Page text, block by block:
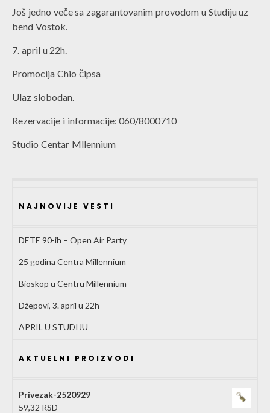
Još jedno veče sa zagarantovanim provodom u Studiju uz
bend Vostok.
7. april u 22h.
Promocija Chio čipsa
Ulaz slobodan.
Rezervacije i informacije: 060/8000710
Studio Centar Mllennium
NAJNOVIJE VESTI
DETE 90-ih – Open Air Party
25 godina Centra Millennium
Bioskop u Centru Millennium
Džepovi, 3. april u 22h
APRIL U STUDIJU
AKTUELNI PROIZVODI
Privezak-2520929
59,32 RSD